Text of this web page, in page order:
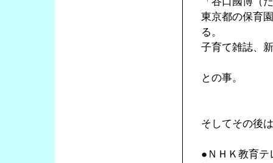
東京都の保育
る。
子育て雑誌、
との事。
そしてその後は
●ＮＨＫ教育テ